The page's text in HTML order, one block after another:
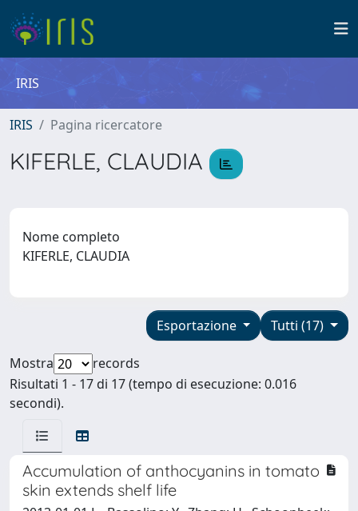
IRIS
IRIS Pagina ricercatore
KIFERLE, CLAUDIA
Nome completo
KIFERLE, CLAUDIA
Tutti (17)
Esportazione
Mostra
records
Risultati 1 - 17 di 17 (tempo di esecuzione: 0.016
secondi).
Accumulation of anthocyanins in tomato
skin extends shelf life